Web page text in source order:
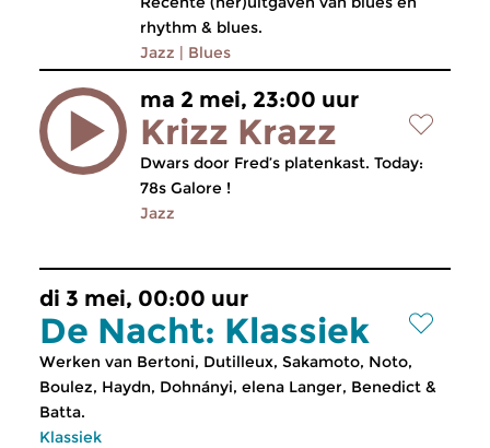
rhythm & blues.
Jazz | Blues
ma 2 mei, 23:00 uur
Krizz Krazz
Dwars door Fred’s platenkast. Today:
78s Galore !
Jazz
di 3 mei, 00:00 uur
De Nacht: Klassiek
Werken van Bertoni, Dutilleux, Sakamoto, Noto,
Boulez, Haydn, Dohnányi, elena Langer, Benedict &
Batta.
Klassiek